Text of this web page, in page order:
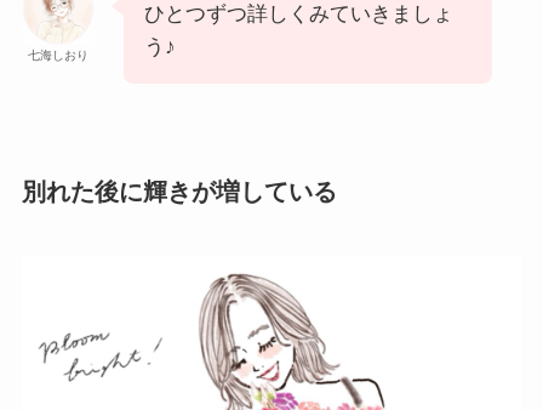
七海しおり
ひとつずつ詳しくみていきましょ
う♪
別れた後に輝きが増している